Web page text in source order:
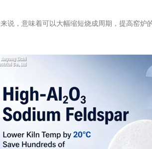
说，意味着可以大幅缩短烧成周期，提高窑炉